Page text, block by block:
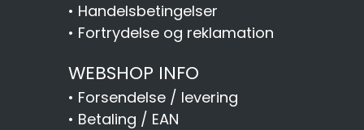
• Handelsbetingelser
• Fortrydelse og reklamation
WEBSHOP INFO
• Forsendelse / levering
• Betaling / EAN